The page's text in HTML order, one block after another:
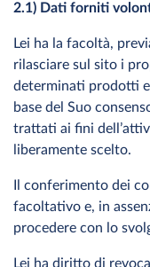
2.1) Dati forniti
Lei ha la facoltà,
rilasciare sul sito i
determinati prodotti
base del Suo
trattati ai fini
liberamente scelto.
Il conferimento dei
facoltativo e, in
procedere con lo
Lei ha diritto di